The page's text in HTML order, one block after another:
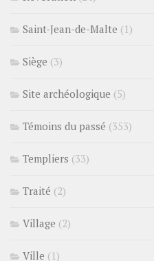
Saint-Jean-de-Malte (1)
Siège (3)
Site archéologique (5)
Témoins du passé (353)
Templiers (33)
Traité (2)
Village (2)
Ville (1)